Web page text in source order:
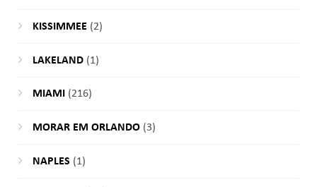
KISSIMMEE (2)
LAKELAND(1)
MIAMI(216)
MORAR EM ORLANDO(3)
NAPLES (1)